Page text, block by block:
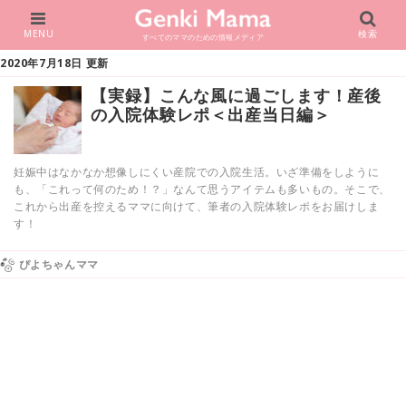
すべてのママのための情報メディア
MENU 検索
2020年7月18日 更新
【実録】こんな風に過ごします！産後
の入院体験レポ＜出産当日編＞
妊娠中はなかなか想像しにくい産院での入院生活。いざ準備をしように
も、「これって何のため！？」なんて思うアイテムも多いもの。そこで、
これから出産を控えるママに向けて、筆者の入院体験レポをお届けしま
す！
ぴよちゃんママ